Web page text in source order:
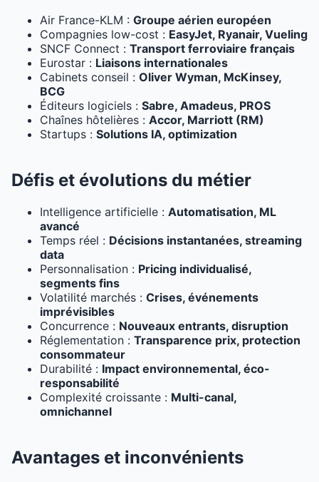
Air France-KLM : Groupe aérien européen
Compagnies low-cost : EasyJet, Ryanair, Vueling
SNCF Connect : Transport ferroviaire français
Eurostar : Liaisons internationales
Cabinets conseil : Oliver Wyman, McKinsey,
BCG
Éditeurs logiciels : Sabre, Amadeus, PROS
Chaînes hôtelières : Accor, Marriott (RM)
Startups : Solutions IA, optimization
Défis et évolutions du métier
Intelligence artificielle : Automatisation, ML
avancé
Temps réel : Décisions instantanées, streaming
data
Personnalisation : Pricing individualisé,
segments fins
Volatilité marchés : Crises, événements
imprévisibles
Concurrence : Nouveaux entrants, disruption
Réglementation : Transparence prix, protection
consommateur
Durabilité : Impact environnemental, éco-
responsabilité
Complexité croissante : Multi-canal,
omnichannel
Avantages et inconvénients